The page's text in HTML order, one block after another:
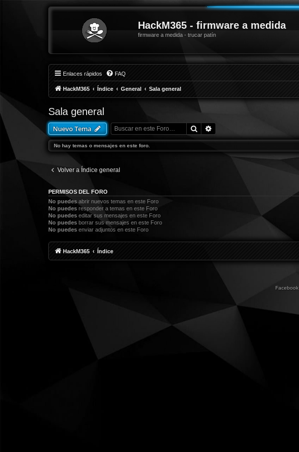
HackM365 - firmware a medida
firmware a medida - trucar patín
Enlaces rápidos FAQ
HackM365 Índice General Sala general
Sala general
Nuevo Tema Buscar
No hay temas o mensajes en este foro.
Volver a Índice general
PERMISOS DEL FORO
No puedes abrir nuevos temas en este Foro
No puedes responder a temas en este Foro
No puedes editar sus mensajes en este Foro
No puedes borrar sus mensajes en este Foro
No puedes enviar adjuntos en este Foro
HackM365 Índice
Facebook